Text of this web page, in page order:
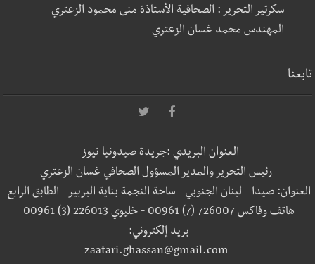
سكرتير التحرير : الصحافية الأستاذة منى محمود الزعتري
المهندس محمد غسان الزعتري
تابعنا
العنوان البريدي :جريدة صيدونيا نيوز
رئيس التحرير والمدير المسؤول الصحافي غسان الزعتري
العنوان: صيدا - لبنان الجنوبي - ساحة النجمة بناية البربير - الطابق الرابع
هاتف وفاكس 726007 (7) 00961 - خليوي 226013 (3) 00961
بريد إلكتروني:
zaatari.ghassan@gmail.com